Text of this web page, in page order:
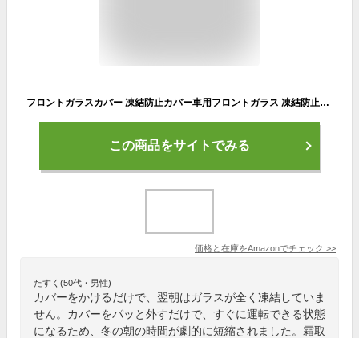
フロントガラスカバー 凍結防止カバー車用フロントガラス 凍結防止シート 雪対策グッズ 霜よけカバー 落葉防塵カバー 日除け 蛍光反射テープ付き 盗難防止 折り畳み 防水 簡単取付 収納袋付き SUV 普通車 軽自動車カバー
この商品をサイトでみる
価格と在庫をAmazonでチェック >>
たすく(50代・男性)
カバーをかけるだけで、翌朝はガラスが全く凍結していま
せん。カバーをパッと外すだけで、すぐに運転できる状態
になるため、冬の朝の時間が劇的に短縮されました。霜取